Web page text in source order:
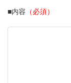
■内容 （必須）